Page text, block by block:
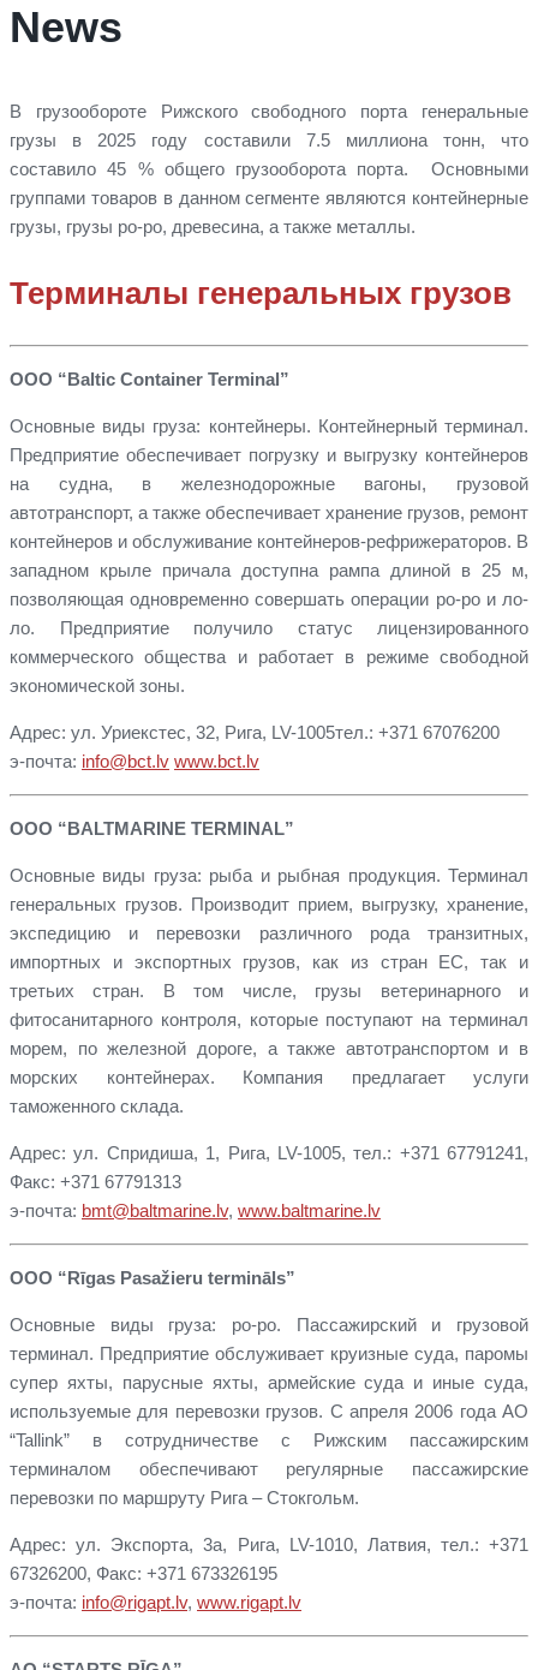
News
В грузообороте Рижского свободного порта генеральные
грузы в 2025 году составили 7.5 миллиона тонн, что
составило 45 % общего грузооборота порта. Основными
группами товаров в данном сегменте являются контейнерные
грузы, грузы ро-ро, древесина, а также металлы.
Терминалы генеральных грузов
ООО “Baltic Container Terminal”
Основные виды груза: контейнеры. Контейнерный терминал.
Предприятие обеспечивает погрузку и выгрузку контейнеров
на судна, в железнодорожные вагоны, грузовой
автотранспорт, а также обеспечивает хранение грузов, ремонт
контейнеров и обслуживание контейнеров-рефрижераторов. В
западном крыле причала доступна рампа длиной в 25 м,
позволяющая одновременно совершать операции ро-ро и ло-
ло. Предприятие получило статус лицензированного
коммерческого общества и работает в режиме свободной
экономической зоны.
Адрес: ул. Уриекстес, 32, Рига, LV-1005тел.: +371 67076200
э-почта: info@bct.lv www.bct.lv
ООО “BALTMARINE TERMINAL”
Основные виды груза: рыба и рыбная продукция. Терминал
генеральных грузов. Производит прием, выгрузку, хранение,
экспедицию и перевозки различного рода транзитных,
импортных и экспортных грузов, как из стран ЕС, так и
третьих стран. В том числе, грузы ветеринарного и
фитосанитарного контроля, которые поступают на терминал
морем, по железной дороге, а также автотранспортом и в
морских контейнерах. Компания предлагает услуги
таможенного склада.
Адрес: ул. Спридиша, 1, Рига, LV-1005, тел.: +371 67791241,
Факс: +371 67791313
э-почта: bmt@baltmarine.lv, www.baltmarine.lv
ООО “Rīgas Pasažieru termināls”
Основные виды груза: ро-ро. Пассажирский и грузовой
терминал. Предприятие обслуживает круизные суда, паромы
супер яхты, парусные яхты, армейские суда и иные суда,
используемые для перевозки грузов. С апреля 2006 года АО
“Tallink” в сотрудничестве с Рижским пассажирским
терминалом обеспечивают регулярные пассажирские
перевозки по маршруту Рига – Стокгольм.
Адрес: ул. Экспорта, 3a, Рига, LV-1010, Латвия, тел.: +371
67326200, Факс: +371 673326195
э-почта: info@rigapt.lv, www.rigapt.lv